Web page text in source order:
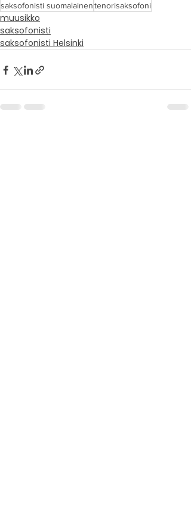
saksofonisti suomalainentenorisaksofoni
muusikko
saksofonisti
saksofonisti Helsinki